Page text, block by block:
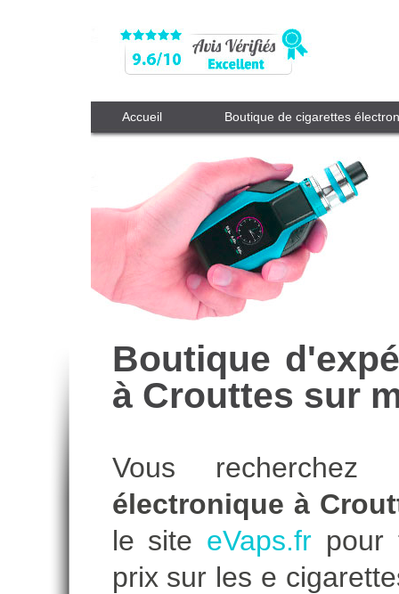
Accueil Boutique de cigarettes
Boutique
à Crouttes sur
Vous
électronique à
le site eVaps.fr pour
prix sur les e